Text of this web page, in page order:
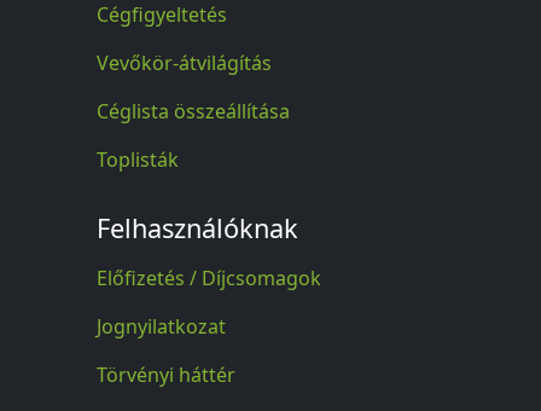
Cégfigyeltetés
Vevőkör-átvilágítás
Céglista összeállítása
Toplisták
Felhasználóknak
Előfizetés / Díjcsomagok
Jognyilatkozat
Törvényi háttér